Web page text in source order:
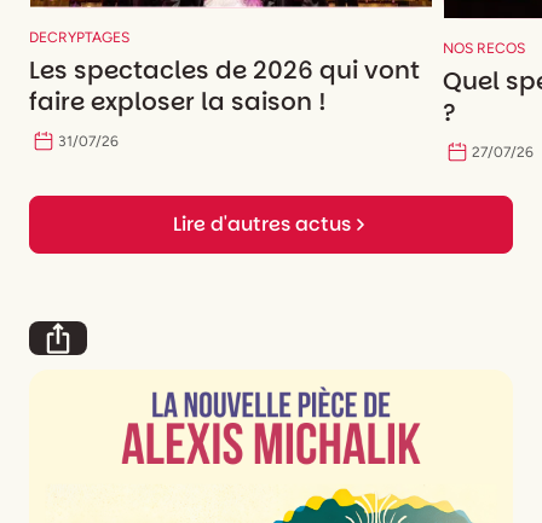
DECRYPTAGES
Les spectacles de 2026 qui vont
faire exploser la saison !
31/07/26
NOS RECOS
Quel
?
27/07/26
Lire d'autres actus